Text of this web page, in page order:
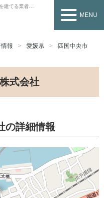
者を探すなら
MENU
報 愛媛県 四国中央市
式会社
の詳細情報